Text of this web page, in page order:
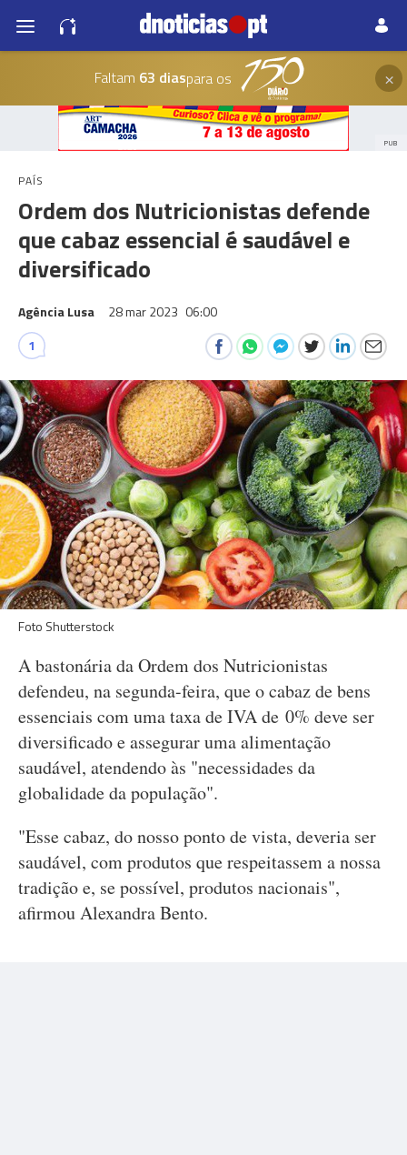
Faltam 63 diaspara os ×
PUB
PAÍS
Ordem dos Nutricionistas defende
que cabaz essencial é saudável e
diversificado
Agência Lusa 28 mar 2023 06:00
1
Foto Shutterstock
A bastonária da Ordem dos Nutricionistas
defendeu, na segunda-feira, que o cabaz de bens
essenciais com uma taxa de IVA de 0% deve ser
diversificado e assegurar uma alimentação
saudável, atendendo às "necessidades da
globalidade da população".
"Esse cabaz, do nosso ponto de vista, deveria ser
saudável, com produtos que respeitassem a nossa
tradição e, se possível, produtos nacionais",
afirmou Alexandra Bento.